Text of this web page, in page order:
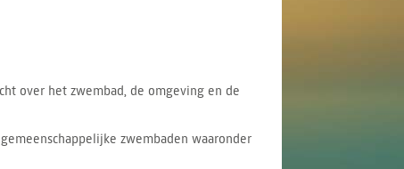
over het zwembad, de omgeving en de
zwembaden waaronder